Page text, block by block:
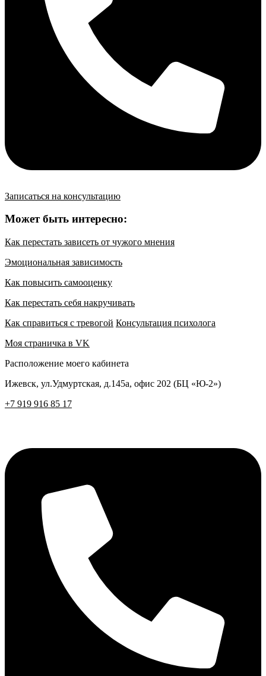
Записаться на консультацию
Может быть интересно:
Как перестать зависеть от чужого мнения
Эмоциональная зависимость
Как повысить самооценку
Как перестать себя накручивать
Как справиться с тревогой Консультация психолога
Моя страничка в VK
Расположение моего кабинета
Ижевск, ул.Удмуртская, д.145а, офис 202 (БЦ «Ю-2»)
+7 919 916 85 17